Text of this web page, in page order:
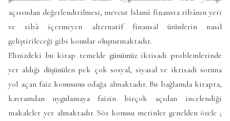
açısından değerlendirilmesi, mevcut İslamî finansta ribânın yeri
ve ribâ içermeyen alternatif finansal ürünlerin nasıl
geliştirileceği gibi konular oluşturmaktadır.
Elinizdeki bu kitap temelde günümüz iktisadi problemlerinde
yer aldığı düşünülen pek çok sosyal, siyasal ve iktisadi soruna
yol açan faiz konusunu odağa almaktadır. Bu bağlamda kitapta,
kavramdan uygulamaya faizin birçok açıdan incelendiği
makaleler yer almaktadır. Söz konusu metinler genelden özele ;